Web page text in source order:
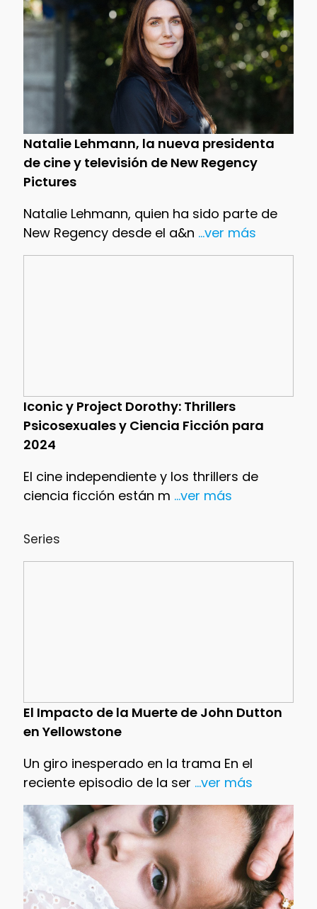
Natalie Lehmann, la nueva presidenta
de cine y televisión de New Regency
Pictures
Natalie Lehmann, quien ha sido parte de
New Regency desde el a&n ...ver más
Iconic y Project Dorothy: Thrillers
Psicosexuales y Ciencia Ficción para
2024
El cine independiente y los thrillers de
ciencia ficción están m ...ver más
Series
El Impacto de la Muerte de John Dutton
en Yellowstone
Un giro inesperado en la trama En el
reciente episodio de la ser ...ver más